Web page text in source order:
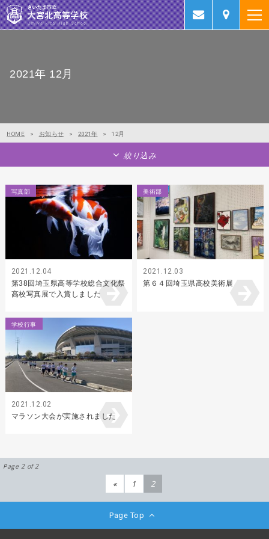
2021年 12月
HOME > お知らせ > 2021年 > 12月
絞り込み
写真部
2021.12.04
第38回埼玉県高等学校総合文化祭
高校写真展で入賞しました
美術部
2021.12.03
第６４回埼玉県高校美術展
学校行事
2021.12.02
マラソン大会が実施されました
Page 2 of 2
« 1 2
Page Top